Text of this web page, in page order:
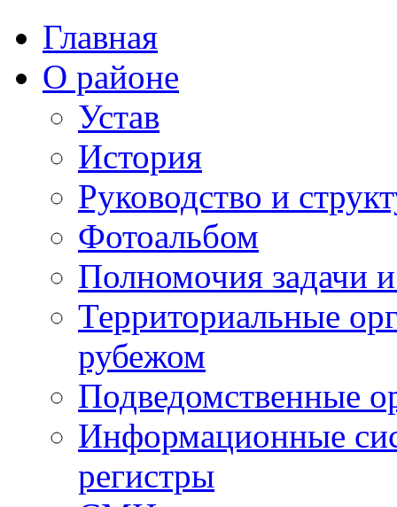
Главная
О районе
Устав
История
Руководство и
Фотоальбом
Полномочия задачи
Территориальные
рубежом
Подведомственные
Информационные
регистры